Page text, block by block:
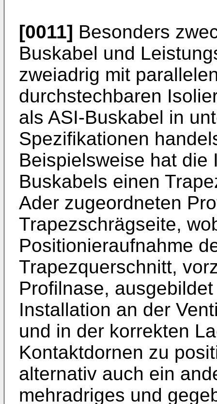
[0011] Besonders
Buskabel und
zweiadrig mit
durchstechbaren
als ASI-Buskabel in
Spezifikationen
Beispielsweise hat die
Buskabels einen
Ader zugeordneten
Trapezschrägseite,
Positionieraufnahme
Trapezquerschnitt,
Profilnase,
Installation an der
und in der korrekten
Kontaktdornen zu
alternativ auch ein
mehradriges und